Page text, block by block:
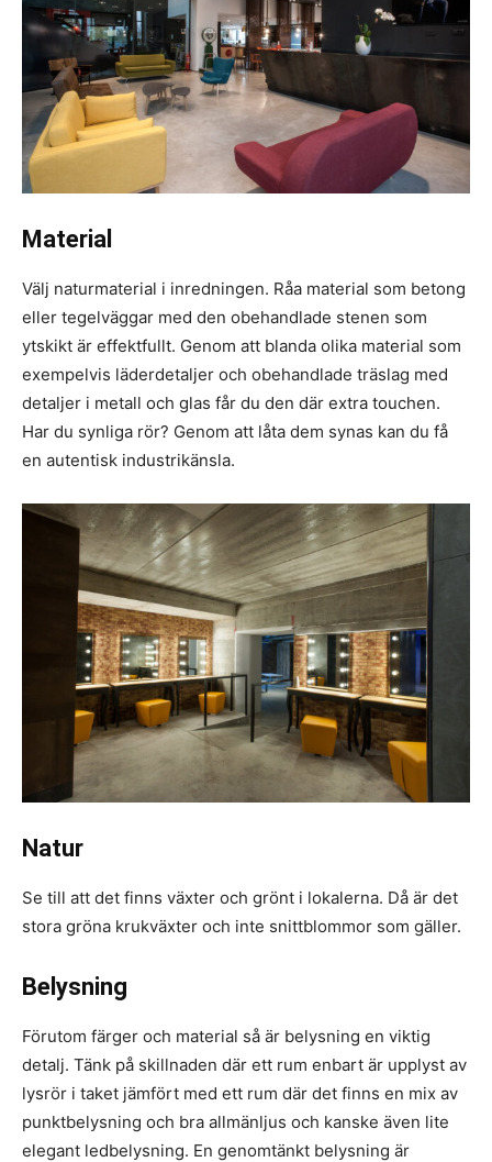
Material
Välj naturmaterial i inredningen. Råa material som betong
eller tegelväggar med den obehandlade stenen som
ytskikt är effektfullt. Genom att blanda olika material som
exempelvis läderdetaljer och obehandlade träslag med
detaljer i metall och glas får du den där extra touchen.
Har du synliga rör? Genom att låta dem synas kan du få
en autentisk industrikänsla.
Natur
Se till att det finns växter och grönt i lokalerna. Då är det
stora gröna krukväxter och inte snittblommor som gäller.
Belysning
Förutom färger och material så är belysning en viktig
detalj. Tänk på skillnaden där ett rum enbart är upplyst av
lysrör i taket jämfört med ett rum där det finns en mix av
punktbelysning och bra allmänljus och kanske även lite
elegant ledbelysning. En genomtänkt belysning är